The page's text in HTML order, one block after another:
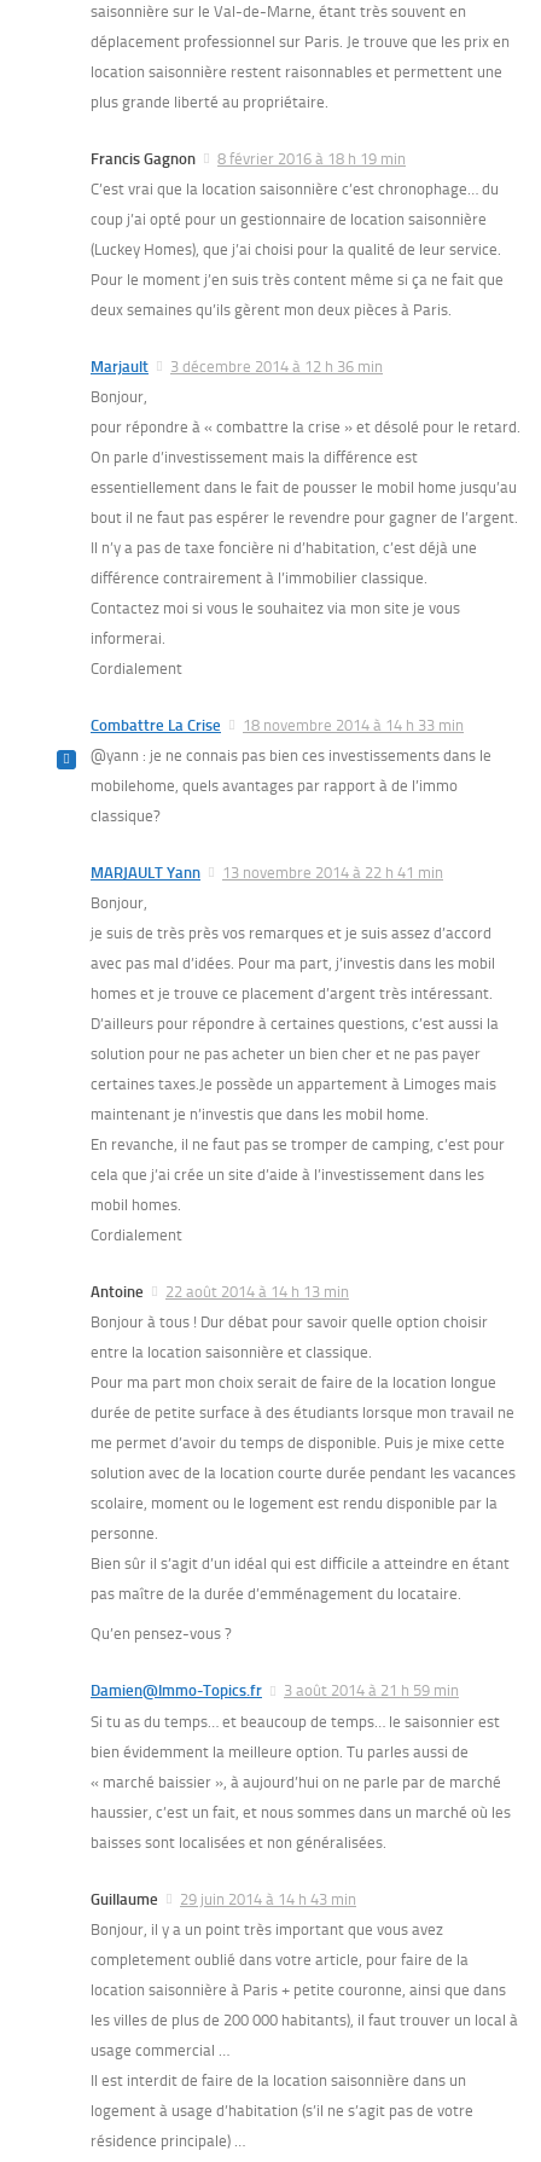
saisonnière sur le Val-de-Marne, étant très souvent en
déplacement professionnel sur Paris. Je trouve que les prix en
location saisonnière restent raisonnables et permettent une
plus grande liberté au propriétaire.
Francis Gagnon
8 février 2016 à 18 h 19 min
C’est vrai que la location saisonnière c’est chronophage… du
coup j’ai opté pour un gestionnaire de location saisonnière
(Luckey Homes), que j’ai choisi pour la qualité de leur service.
Pour le moment j’en suis très content même si ça ne fait que
deux semaines qu’ils gèrent mon deux pièces à Paris.
Marjault
3 décembre 2014 à 12 h 36 min
Bonjour,
pour répondre à « combattre la crise » et désolé pour le retard.
On parle d’investissement mais la différence est
essentiellement dans le fait de pousser le mobil home jusqu’au
bout il ne faut pas espérer le revendre pour gagner de l’argent.
Il n’y a pas de taxe foncière ni d’habitation, c’est déjà une
différence contrairement à l’immobilier classique.
Contactez moi si vous le souhaitez via mon site je vous
informerai.
Cordialement
Combattre La Crise
18 novembre 2014 à 14 h 33 min
@yann : je ne connais pas bien ces investissements dans le
mobilehome, quels avantages par rapport à de l’immo
classique?
MARJAULT Yann
13 novembre 2014 à 22 h 41 min
Bonjour,
je suis de très près vos remarques et je suis assez d’accord
avec pas mal d’idées. Pour ma part, j’investis dans les mobil
homes et je trouve ce placement d’argent très intéressant.
D’ailleurs pour répondre à certaines questions, c’est aussi la
solution pour ne pas acheter un bien cher et ne pas payer
certaines taxes.Je possède un appartement à Limoges mais
maintenant je n’investis que dans les mobil home.
En revanche, il ne faut pas se tromper de camping, c’est pour
cela que j’ai crée un site d’aide à l’investissement dans les
mobil homes.
Cordialement
Antoine
22 août 2014 à 14 h 13 min
Bonjour à tous ! Dur débat pour savoir quelle option choisir
entre la location saisonnière et classique.
Pour ma part mon choix serait de faire de la location longue
durée de petite surface à des étudiants lorsque mon travail ne
me permet d’avoir du temps de disponible. Puis je mixe cette
solution avec de la location courte durée pendant les vacances
scolaire, moment ou le logement est rendu disponible par la
personne.
Bien sûr il s’agit d’un idéal qui est difficile a atteindre en étant
pas maître de la durée d’emménagement du locataire.
Qu’en pensez-vous ?
Damien@Immo-Topics.fr
3 août 2014 à 21 h 59 min
Si tu as du temps… et beaucoup de temps… le saisonnier est
bien évidemment la meilleure option. Tu parles aussi de
« marché baissier », à aujourd’hui on ne parle par de marché
haussier, c’est un fait, et nous sommes dans un marché où les
baisses sont localisées et non généralisées.
Guillaume
29 juin 2014 à 14 h 43 min
Bonjour, il y a un point très important que vous avez
completement oublié dans votre article, pour faire de la
location saisonnière à Paris + petite couronne, ainsi que dans
les villes de plus de 200 000 habitants), il faut trouver un local à
usage commercial …
Il est interdit de faire de la location saisonnière dans un
logement à usage d’habitation (s’il ne s’agit pas de votre
résidence principale) …